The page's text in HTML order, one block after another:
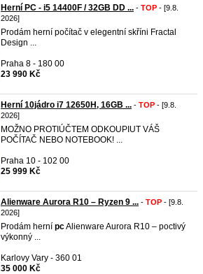
Herní PC - i5 14400F / 32GB DD ... - TOP - [9.8.
2026]
Prodám herní počítač v elegentní skříni Fractal
Design ...
Praha 8 - 180 00
23 990 Kč
Herní 10jádro i7 12650H, 16GB ... - TOP - [9.8.
2026]
MOŽNO PROTIÚČTEM ODKOUPIUT VÁŠ
POČÍTAČ NEBO NOTEBOOK! ...
Praha 10 - 102 00
25 999 Kč
Alienware Aurora R10 – Ryzen 9 ... - TOP - [9.8.
2026]
Prodám herní pcAlienware Aurora R10 – poctivý
výkonný ...
Karlovy Vary - 360 01
35 000 Kč